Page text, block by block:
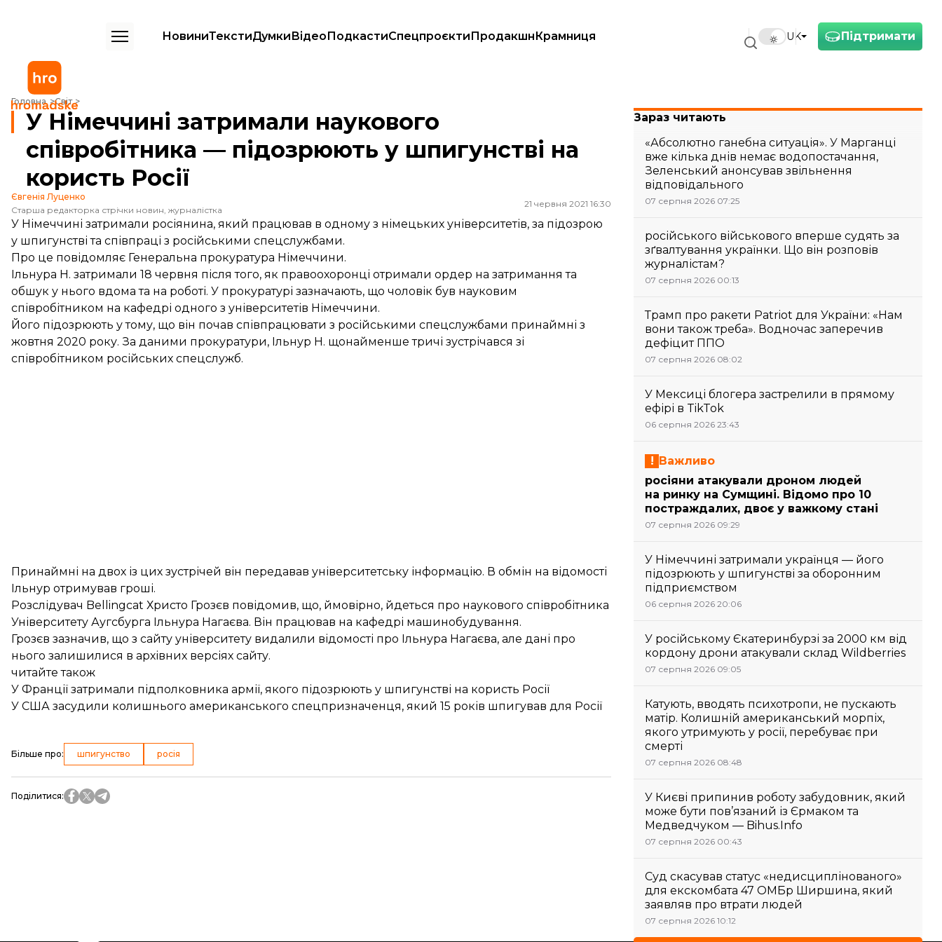
Підтримати
UK
НовиниТекстиДумкиВідеоПодкастиСпецпроєктиПродакшнКрамниця
Головна Світ
У Німеччині затримали наукового співробітника — підозрюють у шпигунстві на користь Росії
У Німеччині затримали наукового
співробітника — підозрюють у шпигунстві на
користь Росії
Євгенія Луценко
Старша редакторка стрічки новин, журналістка
21 червня 2021 16:30
У Німеччині затримали росіянина, який працював в одному з німецьких університетів, за підозрою
у шпигунстві та співпраці з російськими спецслужбами.
Про це повідомляє Генеральна прокуратура Німеччини.
Ільнура Н. затримали 18 червня після того, як правоохоронці отримали ордер на затримання та
обшук у нього вдома та на роботі. У прокуратурі зазначають, що чоловік був науковим
співробітником на кафедрі одного з університетів Німеччини.
Його підозрюють у тому, що він почав співпрацювати з російськими спецслужбами принаймні з
жовтня 2020 року. За даними прокуратури, Ільнур Н. щонайменше тричі зустрічався зі
співробітником російських спецслужб.
Принаймні на двох із цих зустрічей він передавав університетську інформацію. В обмін на відомості
Ільнур отримував гроші.
Розслідувач Bellingcat Христо Грозєв повідомив, що, ймовірно, йдеться про наукового співробітника
Університету Аугсбурга Ільнура Нагаєва. Він працював на кафедрі машинобудування.
Грозєв зазначив, що з сайту університету видалили відомості про Ільнура Нагаєва, але дані про
нього залишилися в архівних версіях сайту.
читайте також
У Франції затримали підполковника армії, якого підозрюють у шпигунстві на користь Росії
У США засудили колишнього американського спецпризначенця, який 15 років шпигував для Росії
Більше про: шпигунство росія
Поділитися:
Зараз читають
«Абсолютно ганебна ситуація». У Марганці
вже кілька днів немає водопостачання,
Зеленський анонсував звільнення
відповідального
07 серпня 2026 07:25
російського військового вперше судять за
зґвалтування українки. Що він розповів
журналістам?
07 серпня 2026 00:13
Трамп про ракети Patriot для України: «Нам
вони також треба». Водночас заперечив
дефіцит ППО
07 серпня 2026 08:02
У Мексиці блогера застрелили в прямому
ефірі в TikTok
06 серпня 2026 23:43
Важливо
росіяни атакували дроном людей
на ринку на Сумщині. Відомо про 10
постраждалих, двоє у важкому стані
07 серпня 2026 09:29
У Німеччині затримали українця — його
підозрюють у шпигунстві за оборонним
підприємством
06 серпня 2026 20:06
У російському Єкатеринбурзі за 2000 км від
кордону дрони атакували склад Wildberries
07 серпня 2026 09:05
Катують, вводять психотропи, не пускають
матір. Колишній американський морпіх,
якого утримують у росії, перебуває при
смерті
07 серпня 2026 08:48
У Києві припинив роботу забудовник, який
може бути пов’язаний із Єрмаком та
Медведчуком — Bihus.Info
07 серпня 2026 00:43
Суд скасував статус «недисциплінованого»
для екскомбата 47 ОМБр Ширшина, який
заявляв про втрати людей
07 серпня 2026 10:12